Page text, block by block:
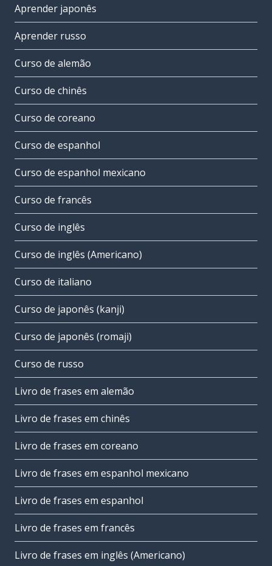
Aprender japonês
Aprender russo
Curso de alemão
Curso de chinês
Curso de coreano
Curso de espanhol
Curso de espanhol mexicano
Curso de francês
Curso de inglês
Curso de inglês (Americano)
Curso de italiano
Curso de japonês (kanji)
Curso de japonês (romaji)
Curso de russo
Livro de frases em alemão
Livro de frases em chinês
Livro de frases em coreano
Livro de frases em espanhol mexicano
Livro de frases em espanhol
Livro de frases em francês
Livro de frases em inglês (Americano)